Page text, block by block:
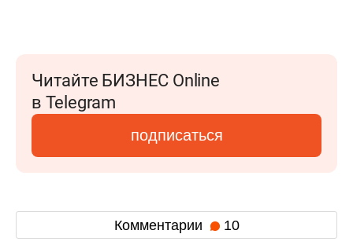
Читайте БИЗНЕС Online
в Telegram
подписаться
Комментарии 10